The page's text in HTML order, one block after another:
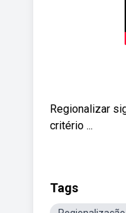
Regionalizar
critério ...
Tags